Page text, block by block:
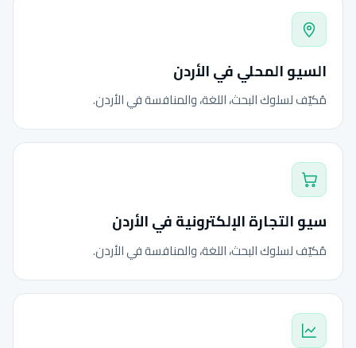
السيو المحلي في الأردن
مُكيّف لسلوك البحث، اللغة، والمنافسة في الأردن.
سيو التجارة الإلكترونية في الأردن
مُكيّف لسلوك البحث، اللغة، والمنافسة في الأردن.